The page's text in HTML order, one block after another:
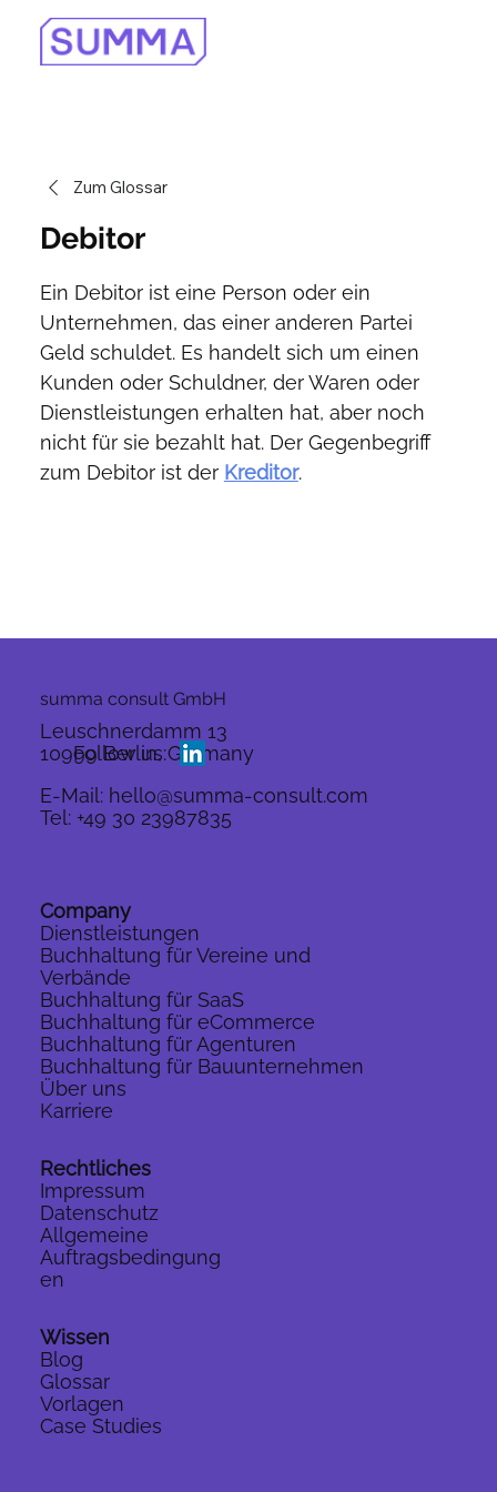
Zum Glossar
Debitor
Ein Debitor ist eine Person oder ein
Unternehmen, das einer anderen Partei
Geld schuldet. Es handelt sich um einen
Kunden oder Schuldner, der Waren oder
Dienstleistungen erhalten hat, aber noch
nicht für sie bezahlt hat. Der Gegenbegriff
zum Debitor ist der Kreditor.
summa consult GmbH
Leuschnerdamm 13
10999 Berlin, Germany
E-Mail: hello@summa-consult.com
Tel: +49 30 23987835
Company
Dienstleistungen
Buchhaltung für Vereine und
Verbände
Buchhaltung für SaaS
Buchhaltung für eCommerce
Buchhaltung für Agenturen
Buchhaltung für Bauunternehmen
Über uns
Karriere
Rechtliches
Impressum
Datenschutz
Allgemeine
Auftragsbedingung
en
Wissen
Blog
Glossar
Vorlagen
Case Studies
Follow us: